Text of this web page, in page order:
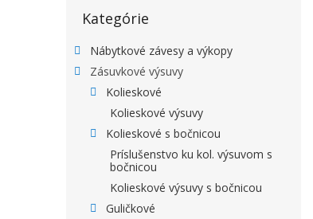
Kategórie
Nábytkové závesy a výkopy
Zásuvkové výsuvy
Kolieskové
Kolieskové výsuvy
Kolieskové s bočnicou
Príslušenstvo ku kol. výsuvom s
bočnicou
Kolieskové výsuvy s bočnicou
Guličkové